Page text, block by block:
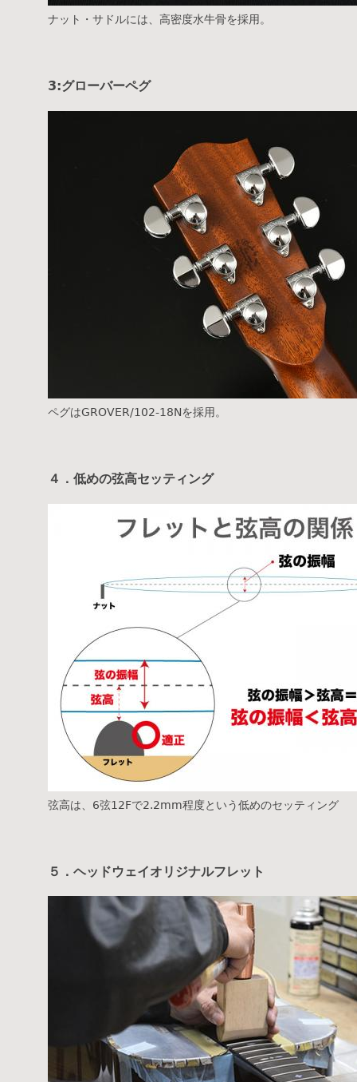
ナット・サドルには、高密度水牛骨を採用。
3:グローバーペグ
ペグはGROVER/102-18Nを採用。
４．低めの弦高セッティング
弦高は、6弦12Fで2.2mm程度という低めのセッティング
５．ヘッドウェイオリジナルフレット